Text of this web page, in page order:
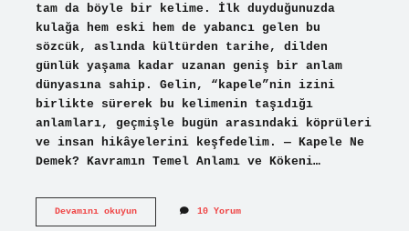
tam da böyle bir kelime. İlk duyduğunuzda
kulağa hem eski hem de yabancı gelen bu
sözcük, aslında kültürden tarihe, dilden
günlük yaşama kadar uzanan geniş bir anlam
dünyasına sahip. Gelin, “kapele”nin izini
birlikte sürerek bu kelimenin taşıdığı
anlamları, geçmişle bugün arasındaki köprüleri
ve insan hikâyelerini keşfedelim. — Kapele Ne
Demek? Kavramın Temel Anlamı ve Kökeni…
Devamını okuyunKapele
10 Yorum